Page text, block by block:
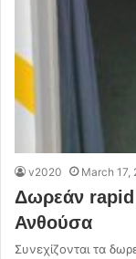
v2020 March 17,
Δωρεάν rapid
Ανθούσα
Συνεχίζονται τα